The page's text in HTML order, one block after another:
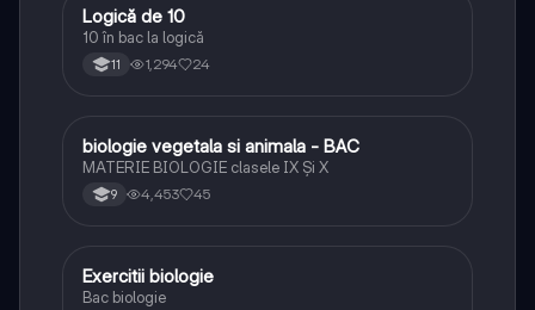
Logică
Logică de 10
10 în bac la logică
11 1,294 24
Biologie
biologie vegetala si animala - BAC
MATERIE BIOLOGIE clasele IX Şi X
9 4,453 45
Biologie
Exercitii biologie
Bac biologie